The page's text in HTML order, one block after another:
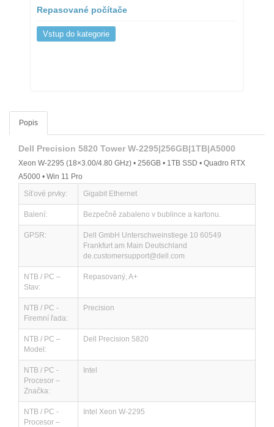
Repasované počítače
Vstup do kategorie
Popis
Dell Precision 5820 Tower W-2295|256GB|1TB|A5000
Xeon W-2295 (18×3.00/4.80 GHz) • 256GB • 1TB SSD • Quadro RTX
A5000 • Win 11 Pro
Síťové prvky:
Gigabit Ethernet
Balení: Bezpečně zabaleno v bublince a kartonu.
GPSR:
Dell GmbH Unterschweinstiege 10 60549
Frankfurt am Main Deutschland
de.customersupport@dell.com
NTB / PC –
Stav:
Repasovaný, A+
NTB / PC -
Firemní řada:
Precision
NTB / PC –
Model:
Dell Precision 5820
NTB / PC -
Procesor –
Značka:
Intel
NTB / PC -
Procesor –
Intel Xeon W-2295